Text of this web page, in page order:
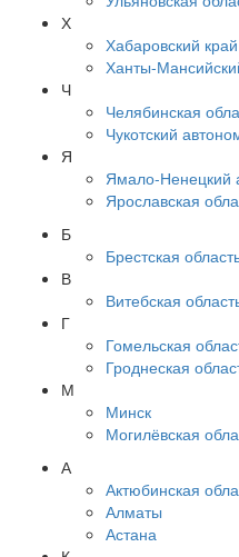
Х
Хабаровский край
Ханты-
Ч
Челябинская
Чукотский
Я
Ямало-Ненецкий
Ярославская
Б
Брестская
В
Витебская
Г
Гомельская
Гроднеская
М
Минск
Могилёвская
А
Актюбинская
Алматы
Астана